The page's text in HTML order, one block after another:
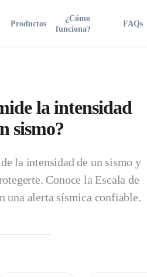
Productos
¿Cómo
funciona?
FAQs
Comprar Ahora
la intensidad
sismo?
la intensidad de un sismo y
Conoce la Escala de
una alerta sísmica confiable.
WhatsApp:
por WhatsApp
prioritaria de Alertándote®